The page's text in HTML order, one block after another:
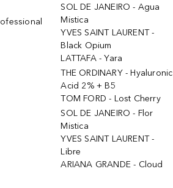
SOL DE JANEIRO - Agua
Mistica
YVES SAINT LAURENT -
Black Opium
LATTAFA - Yara
THE ORDINARY - Hyaluronic
Acid 2% + B5
TOM FORD - Lost Cherry
SOL DE JANEIRO - Flor
Mistica
YVES SAINT LAURENT -
Libre
ARIANA GRANDE - Cloud